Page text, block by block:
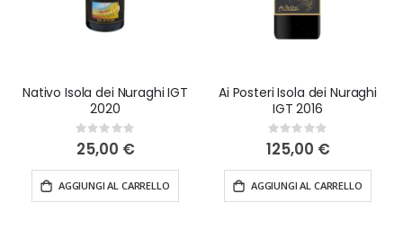
Nativo Isola dei Nuraghi IGT
2020
Rating:
0%
25,00 €
AGGIUNGI AL CARRELLO
Ai Posteri Isola dei Nuraghi
IGT 2016
Rating:
0%
125,00 €
AGGIUNGI AL CARRELLO